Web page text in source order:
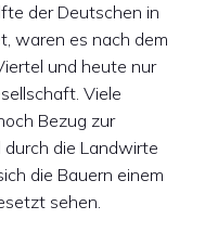
der Deutschen in
waren es nach dem
und heute nur
Viele
Bezug zur
die Landwirte
die Bauern einem
sehen.